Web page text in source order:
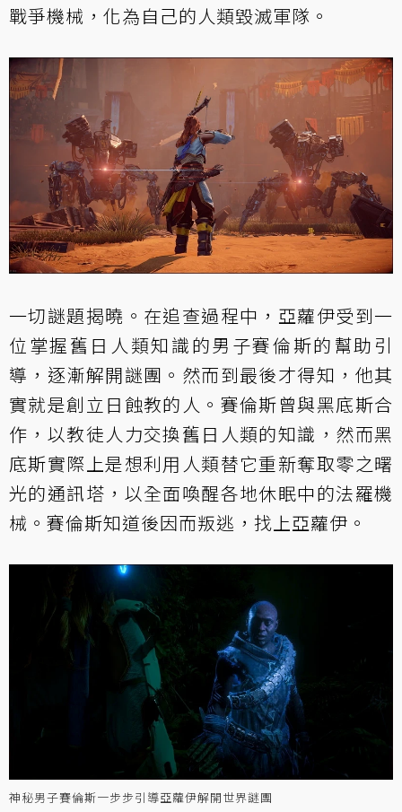
戰爭機械，化為自己的人類毀滅軍隊。
一切謎題揭曉。在追查過程中，亞蘿伊受到一
位掌握舊日人類知識的男子賽倫斯的幫助引
導，逐漸解開謎團。然而到最後才得知，他其
實就是創立日蝕教的人。賽倫斯曾與黑底斯合
作，以教徒人力交換舊日人類的知識，然而黑
底斯實際上是想利用人類替它重新奪取零之曙
光的通訊塔，以全面喚醒各地休眠中的法羅機
械。賽倫斯知道後因而叛逃，找上亞蘿伊。
神秘男子賽倫斯一步步引導亞蘿伊解開世界謎團